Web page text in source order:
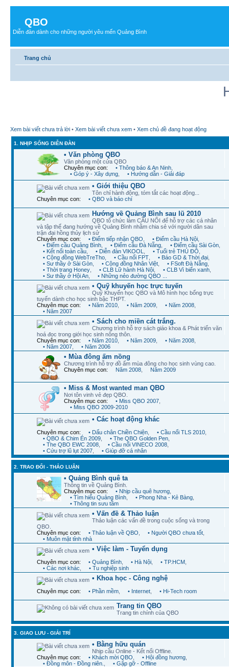
QBO
Diễn đàn dành cho những người yêu mến Quảng Bình
Trang chủ
Xem bài viết chưa trả lời • Xem bài viết chưa xem • Xem chủ đề đang hoạt động
1. NHỊP SỐNG DIỄN ĐÀN
• Văn phòng QBO
Văn phòng một cửa QBO
Chuyên mục con:
• Thông báo & An Ninh
• Góp ý - Xây dựng
• Hướng dẫn - Giải đáp
• Giới thiệu QBO
Tôn chỉ hành động, tóm tắt các hoạt động...
Chuyên mục con:
• QBO và báo chí
Hướng về Quảng Bình sau lũ 2010
QBO tổ chức làm CẦU NỐI để hỗ trợ các cá nhân
và tập thể đang hướng về Quảng Bình nhằm chia sẻ với người dân sau
trận đại hồng thủy lịch sử
Chuyên mục con:
• Điểm tiếp nhận QBO • Điểm cầu Hà Nội
• Điểm cầu Quảng Bình
• Điểm cầu Đà Nẵng • Điểm cầu Sài Gòn
• Kết nối toàn cầu
• Diễn đàn VIKOOL • Tuổi trẻ THỦ ĐÔ
• Cộng đồng WebTreTho
• Cầu nối FPT • Báo GD & Thời đại
• Sư thầy ở Sài Gòn
• Cộng đồng Nhân Việt • FSoft Đà Nẵng
• Thời trang Honey
• CLB Lữ hành Hà Nội • CLB Vì biển xanh
• Sư thầy ở Hội An
• Những nẻo đường QBO ...
• Quỹ khuyến học trực tuyến
Quỹ Khuyến học QBO và Mô hình học bổng trực
tuyến dành cho học sinh bậc THPT.
Chuyên mục con:
• Năm 2010 • Năm 2009 • Năm 2008
• Năm 2007
• Sách cho miền cát trắng.
Chương trình hỗ trợ sách giáo khoa & Phát triển văn
hoá đọc trong giới học sinh nông thôn.
Chuyên mục con:
• Năm 2010 • Năm 2009 • Năm 2008
• Năm 2007
• Năm 2006
• Mùa đông ấm nồng
Chương trình hỗ trợ đồ ấm mùa đông cho học sinh vùng cao.
Chuyên mục con:
Năm 2008 Năm 2009
• Miss & Most wanted man QBO
Nơi tôn vinh vẻ đẹp QBO.
Chuyên mục con:
• Miss QBO 2007
• Miss QBO 2009-2010
• Các hoạt động khác
Chuyên mục con: • Dấu chân Chiền Chiện • Cầu nối TLS 2010
• QBO & Chim Én 2009
• The QBO Golden Pen
• The QBO EWC 2008
• Cầu nối VINECO 2008
• Cứu trợ lũ lụt 2007
• Giúp đỡ cá nhân
2. TRAO ĐỔI - THẢO LUẬN
• Quảng Bình quê ta
Thông tin về Quảng Bình.
Chuyên mục con:
• Nhịp cầu quê hương
• Tìm hiểu Quảng Bình
• Phong Nha - Kẻ Bàng
• Thông tin sưu tầm
• Vấn đề & Thảo luận
Thảo luận các vấn đề trong cuộc sống và trong
QBO.
Chuyên mục con:
• Thảo luận về QBO • Người QBO chưa tốt
• Muôn mặt tỉnh nhà
• Việc làm - Tuyển dụng
Chuyên mục con: • Quảng Bình • Hà Nội • TP.HCM
• Các nơi khác
• Tu nghiệp sinh
• Khoa học - Công nghệ
Chuyên mục con: • Phần mềm • Internet • Hi-Tech room
Trang tin QBO
Trang tin chính của QBO
3. GIAO LƯU - GIẢI TRÍ
• Bằng hữu quán
Nhịp cầu Online - Kết nối Offline.
Chuyên mục con:
• Khách mời QBO • Hội đồng hương
• Đồng môn - Đồng niên.
• Gặp gỡ - Offline